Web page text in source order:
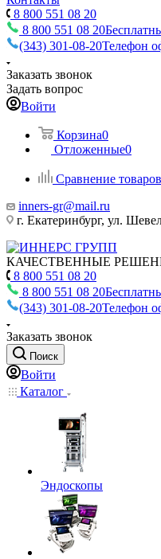
8 800 551 08 20
8 800 551 08 20
(343) 301-08-20Телефон
Заказать звонок
Задать вопрос
Войти
Корзина0
Отложенные0
Сравнение товаров
inners-gr@mail.ru
г. Екатеринбург, ул.
КАЧЕСТВЕННЫЕ
8 800 551 08 20
8 800 551 08 20
(343) 301-08-20Телефон
Заказать звонок
Поиск
Войти
Каталог
Эндоскопы